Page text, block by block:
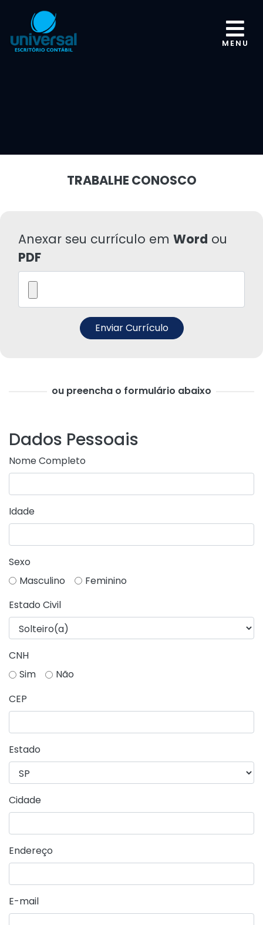
MENU
TRABALHE CONOSCO
Anexar seu currículo em Word ou
PDF
ou preencha o formulário abaixo
Dados Pessoais
Nome Completo
Idade
Sexo
Masculino
Feminino
Estado Civil
CNH
Sim
Não
CEP
Estado
Cidade
Endereço
E-mail